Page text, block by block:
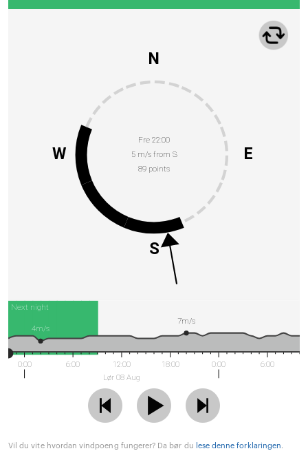
Fre 22:00
5 m/s from S
89 points
N
E
S
W
Next night
0:00 6:00
12:00
Lør 08 Aug
18:00 0:00 6:00
7m/s
4m/s
Vil du vite hvordan vindpoeng fungerer? Da bør du lese denne forklaringen.